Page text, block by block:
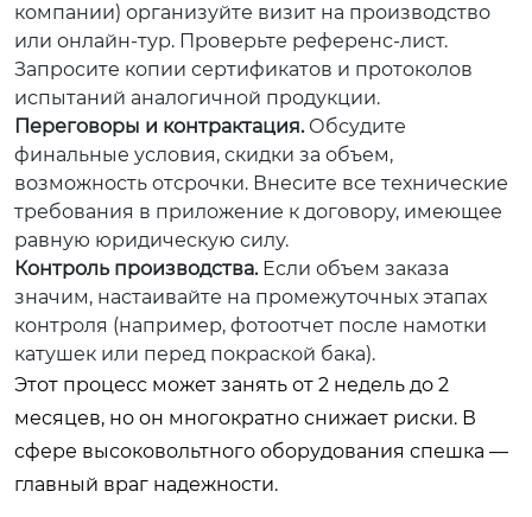
компании) организуйте визит на производство
или онлайн-тур. Проверьте референс-лист.
Запросите копии сертификатов и протоколов
испытаний аналогичной продукции.
Переговоры и контрактация.Обсудите
финальные условия, скидки за объем,
возможность отсрочки. Внесите все технические
требования в приложение к договору, имеющее
равную юридическую силу.
Контроль производства.Если объем заказа
значим, настаивайте на промежуточных этапах
контроля (например, фотоотчет после намотки
катушек или перед покраской бака).
Этот процесс может занять от 2 недель до 2
месяцев, но он многократно снижает риски. В
сфере высоковольтного оборудования спешка —
главный враг надежности.